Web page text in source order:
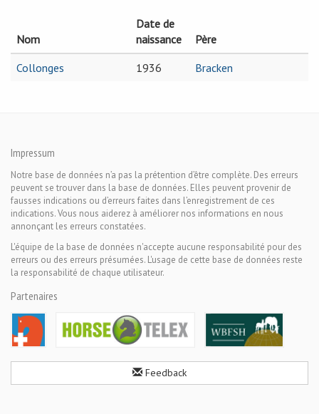
Nom
Date de
naissance
Père
Collonges
1936 Bracken
Impressum
Notre base de données n’a pas la prétention d’être complète. Des erreurs
peuvent se trouver dans la base de données. Elles peuvent provenir de
fausses indications ou d’erreurs faites dans l’enregistrement de ces
indications. Vous nous aiderez à améliorer nos informations en nous
annonçant les erreurs constatées.
L'équipe de la base de données n'accepte aucune responsabilité pour des
erreurs ou des erreurs présumées. L'usage de cette base de données reste
la responsabilité de chaque utilisateur.
Partenaires
Feedback